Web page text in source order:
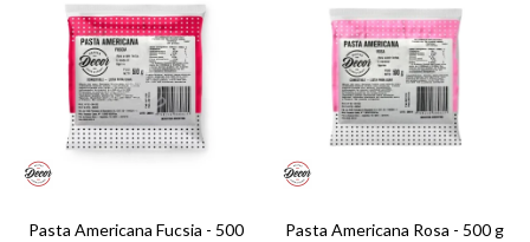
Pasta Americana Fucsia - 500
Pasta Americana Rosa - 500 g